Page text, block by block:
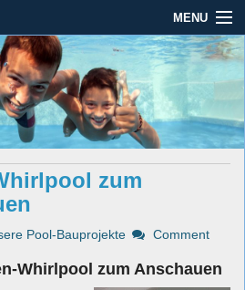
MENU
GmbH
im Rhein-Main-Gebiet
zum
Pool-Bauprojekte Comment
Whirlpool zum Anschauen